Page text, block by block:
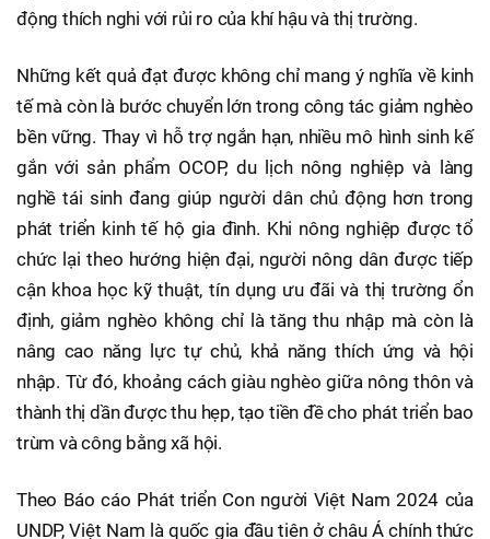
động thích nghi với rủi ro của khí hậu và thị trường.
Những kết quả đạt được không chỉ mang ý nghĩa về kinh
tế mà còn là bước chuyển lớn trong công tác giảm nghèo
bền vững. Thay vì hỗ trợ ngắn hạn, nhiều mô hình sinh kế
gắn với sản phẩm OCOP, du lịch nông nghiệp và làng
nghề tái sinh đang giúp người dân chủ động hơn trong
phát triển kinh tế hộ gia đình. Khi nông nghiệp được tổ
chức lại theo hướng hiện đại, người nông dân được tiếp
cận khoa học kỹ thuật, tín dụng ưu đãi và thị trường ổn
định, giảm nghèo không chỉ là tăng thu nhập mà còn là
nâng cao năng lực tự chủ, khả năng thích ứng và hội
nhập. Từ đó, khoảng cách giàu nghèo giữa nông thôn và
thành thị dần được thu hẹp, tạo tiền đề cho phát triển bao
trùm và công bằng xã hội.
Theo Báo cáo Phát triển Con người Việt Nam 2024 của
UNDP, Việt Nam là quốc gia đầu tiên ở châu Á chính thức